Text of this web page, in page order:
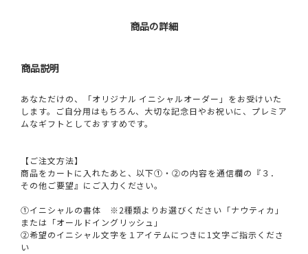
商品の詳細
商品説明
あなただけの、「オリジナル イニシャルオーダー」をお受けいた
します。ご自分用はもちろん、大切な記念日やお祝いに、プレミア
ムなギフトとしておすすめです。
【ご注文方法】
商品をカートに入れたあと、以下①・②の内容を通信欄の『３．
その他ご要望』にご入力ください。
①イニシャルの書体 ※2種類よりお選びください「ナウティカ」
または「オールドイングリッシュ」
②希望のイニシャル文字を１アイテムにつきに1文字ご指示くださ
い